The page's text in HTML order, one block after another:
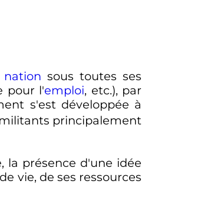
nation sous toutes ses
pour l'emploi, etc.), par
s'est développée à
principalement
la présence d'une idée
vie, de ses ressources